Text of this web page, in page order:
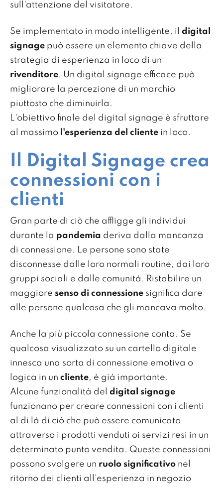
sull'attenzione del visitatore.
Se implementato in modo intelligente, il digital
signage può essere un elemento chiave della
strategia di esperienza in loco di un
rivenditore. Un digital signage efficace può
migliorare la percezione di un marchio
piuttosto che diminuirla.
L'obiettivo finale del digital signage è sfruttare
al massimo l'esperienza del cliente in loco.
Il Digital Signage crea
connessioni con i
clienti
Gran parte di ciò che affligge gli individui
durante la pandemia deriva dalla mancanza
di connessione. Le persone sono state
disconnesse dalle loro normali routine, dai loro
gruppi sociali e dalle comunità. Ristabilire un
maggiore senso di connessione significa dare
alle persone qualcosa che gli mancava molto.
Anche la più piccola connessione conta. Se
qualcosa visualizzato su un cartello digitale
innesca una sorta di connessione emotiva o
logica in un cliente, è già importante.
Alcune funzionalità del digital signage
funzionano per creare connessioni con i clienti
al di là di ciò che può essere comunicato
attraverso i prodotti venduti oi servizi resi in un
determinato punto vendita. Queste connessioni
possono svolgere un ruolo significativo nel
ritorno dei clienti all'esperienza in negozio